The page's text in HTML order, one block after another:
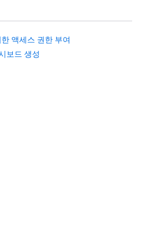
액세스 권한 부여
보드 생성